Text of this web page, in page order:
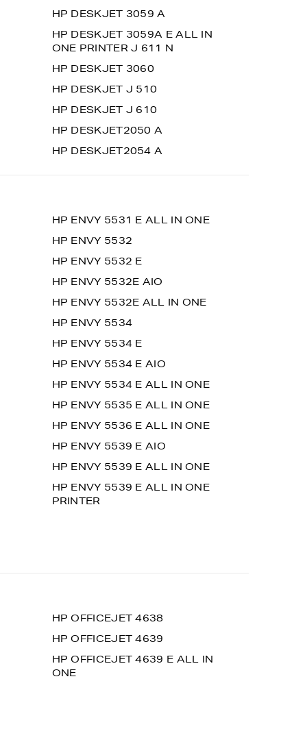
HP DESKJET 3059 A
HP DESKJET 3059A E ALL IN
ONE PRINTER J 611 N
HP DESKJET 3060
HP DESKJET J 510
HP DESKJET J 610
HP DESKJET2050 A
HP DESKJET2054 A
HP ENVY 5531 E ALL IN ONE
HP ENVY 5532
HP ENVY 5532 E
HP ENVY 5532E AIO
HP ENVY 5532E ALL IN ONE
HP ENVY 5534
HP ENVY 5534 E
HP ENVY 5534 E AIO
HP ENVY 5534 E ALL IN ONE
HP ENVY 5535 E ALL IN ONE
HP ENVY 5536 E ALL IN ONE
HP ENVY 5539 E AIO
HP ENVY 5539 E ALL IN ONE
HP ENVY 5539 E ALL IN ONE
PRINTER
HP OFFICEJET 4638
HP OFFICEJET 4639
HP OFFICEJET 4639 E ALL IN
ONE